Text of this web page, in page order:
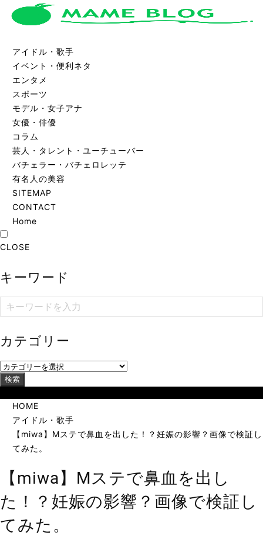
アイドル・歌手
イベント・便利ネタ
エンタメ
スポーツ
モデル・女子アナ
女優・俳優
コラム
芸人・タレント・ユーチューバー
バチェラー・バチェロレッテ
有名人の美容
SITEMAP
CONTACT
Home
CLOSE
キーワード
カテゴリー
検索
HOME
アイドル・歌手
【miwa】Mステで鼻血を出した！？妊娠の影響？画像で検証し
てみた。
【miwa】Mステで鼻血を出し
た！？妊娠の影響？画像で検証し
てみた。